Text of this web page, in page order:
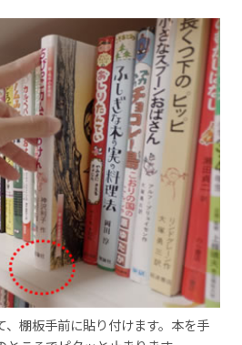
、棚板手前に貼り付けます。本を手